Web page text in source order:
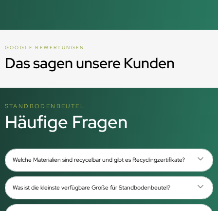
GOOGLE BEWERTUNGEN
Das sagen unsere Kunden
STANDBODENBEUTEL
Häufige Fragen
Welche Materialien sind recycelbar und gibt es Recyclingzertifikate?
Was ist die kleinste verfügbare Größe für Standbodenbeutel?